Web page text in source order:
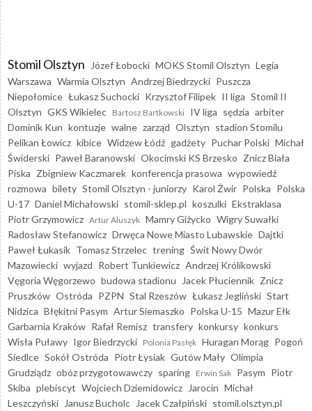
Stomil Olsztyn Józef Łobocki MOKS Stomil Olsztyn Legia
Warszawa Warmia Olsztyn Andrzej Biedrzycki Puszcza
Niepołomice Łukasz Suchocki Krzysztof Filipek II liga Stomil II
Olsztyn GKS Wikielec Bartosz Bartkowski IV liga sędzia arbiter
Dominik Kun kontuzje walne zarząd Olsztyn stadion Stomilu
Pelikan Łowicz kibice Widzew Łódź gadżety Puchar Polski Michał
Świderski Paweł Baranowski Okocimski KS Brzesko Znicz Biała
Piska Zbigniew Kaczmarek konferencja prasowa wypowiedź
rozmowa bilety Stomil Olsztyn - juniorzy Karol Żwir Polska Polska
U-17 Daniel Michałowski stomil-sklep.pl koszulki Ekstraklasa
Piotr Grzymowicz Artur Aluszyk Mamry Giżycko Wigry Suwałki
Radosław Stefanowicz Drwęca Nowe Miasto Lubawskie Dajtki
Paweł Łukasik Tomasz Strzelec trening Świt Nowy Dwór
Mazowiecki wyjazd Robert Tunkiewicz Andrzej Królikowski
Vęgoria Węgorzewo budowa stadionu Jacek Płuciennik Znicz
Pruszków Ostróda PZPN Stal Rzeszów Łukasz Jegliński Start
Nidzica Błękitni Pasym Artur Siemaszko Polska U-15 Mazur Ełk
Garbarnia Kraków Rafał Remisz transfery konkursy konkurs
Wisła Puławy Igor Biedrzycki Polonia Pasłęk Huragan Morąg Pogoń
Siedlce Sokół Ostróda Piotr Łysiak Gutów Mały Olimpia
Grudziądz obóz przygotowawczy sparing Erwin Sak Pasym Piotr
Skiba plebiscyt Wojciech Dziemidowicz Jarocin Michał
Leszczyński
Janusz Bucholc Jacek Czałpiński stomil.olsztyn.pl